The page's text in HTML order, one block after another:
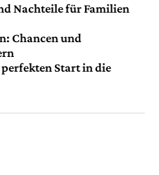
Nachteile für Familien
Chancen und
Start in die